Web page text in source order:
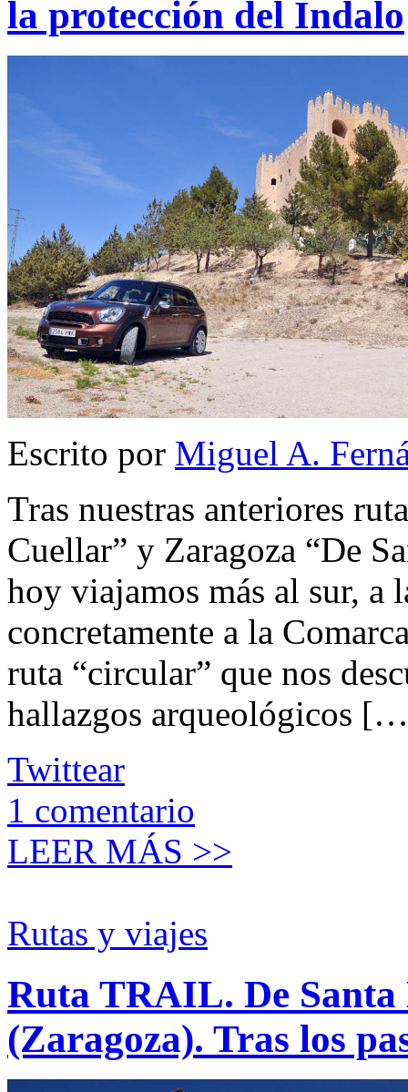
la protección del Indalo
Escrito por Miguel A.
Tras nuestras anteriores
Cuellar” y Zaragoza “De
hoy viajamos más al sur, a
concretamente a la
ruta “circular” que nos
hallazgos arqueológicos
Twittear
1 comentario
LEER MÁS >>
Rutas y viajes
Ruta TRAIL. De
(Zaragoza). Tras los